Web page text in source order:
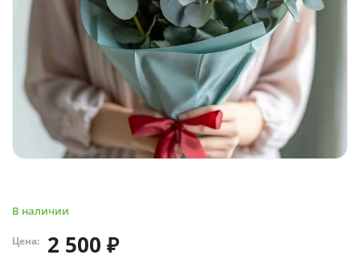
В наличии
Цена: 2 500 ₽